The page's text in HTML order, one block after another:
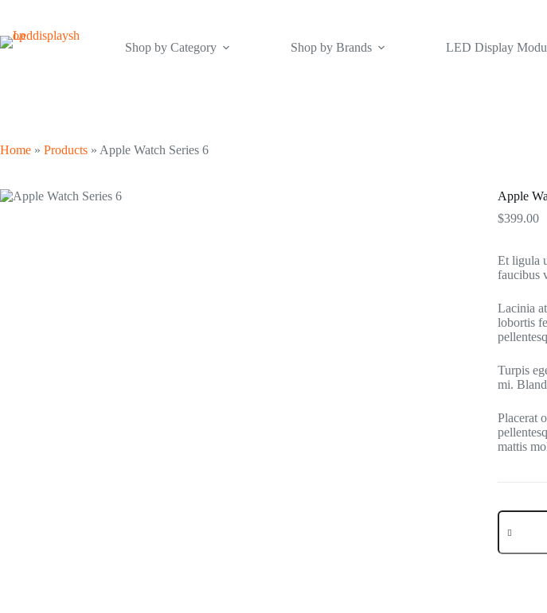
content
Shop by Category
Shop by Brands LED Display
Home » Products » Apple Watch Series 6
Apple
$399.00
Et ligula
faucibus
Lacinia
lobortis
Turpis
mi.
Placerat
mattis
Apple
Watch
6